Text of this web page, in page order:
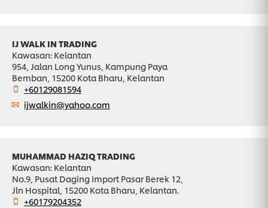
IJ WALK IN TRADING
Kawasan: Kelantan
954, Jalan Long Yunus, Kampung Paya
Bemban, 15200 Kota Bharu, Kelantan
+60129081594
ijwalkin@yahoo.com
MUHAMMAD HAZIQ TRADING
Kawasan: Kelantan
No.9, Pusat Daging Import Pasar Berek 12,
Jln Hospital, 15200 Kota Bharu, Kelantan.
+60179204352